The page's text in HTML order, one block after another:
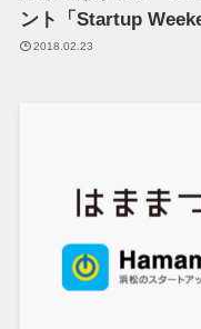
ント「Startup
2018.02.23